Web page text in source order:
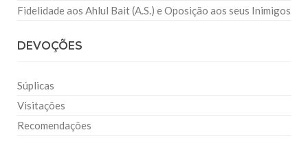
Fidelidade aos Ahlul Bait (A.S.) e Oposição aos seus Inimigos
DEVOÇÕES
Súplicas
Visitações
Recomendações